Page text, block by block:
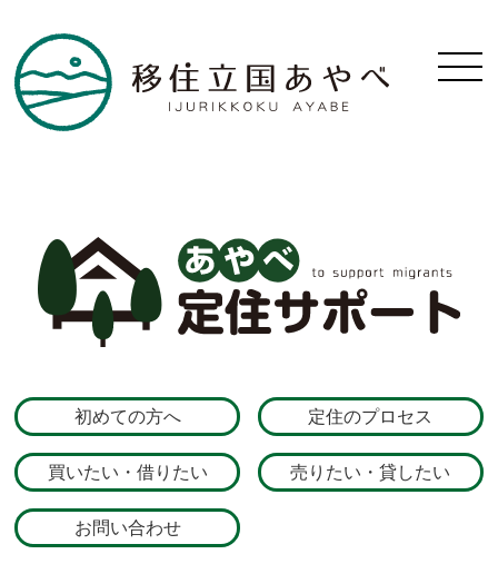
初めての方へ 定住のプロセス
買いたい・借りたい 売りたい・貸したい
お問い合わせ